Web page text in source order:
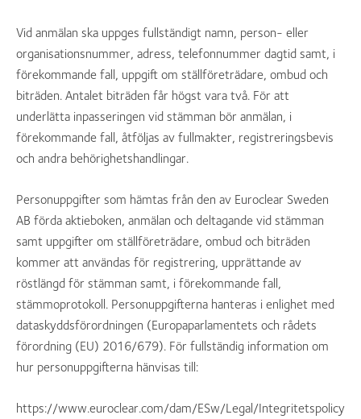
Vid anmälan ska uppges fullständigt namn, person- eller
organisationsnummer, adress, telefonnummer dagtid samt, i
förekommande fall, uppgift om ställföreträdare, ombud och
biträden. Antalet biträden får högst vara två. För att
underlätta inpasseringen vid stämman bör anmälan, i
förekommande fall, åtföljas av fullmakter, registreringsbevis
och andra behörighetshandlingar.
Personuppgifter som hämtas från den av Euroclear Sweden
AB förda aktieboken, anmälan och deltagande vid stämman
samt uppgifter om ställföreträdare, ombud och biträden
kommer att användas för registrering, upprättande av
röstlängd för stämman samt, i förekommande fall,
stämmoprotokoll. Personuppgifterna hanteras i enlighet med
dataskyddsförordningen (Europaparlamentets och rådets
förordning (EU) 2016/679). För fullständig information om
hur personuppgifterna hänvisas till:
https://www.euroclear.com/dam/ESw/Legal/Integritetspolicy